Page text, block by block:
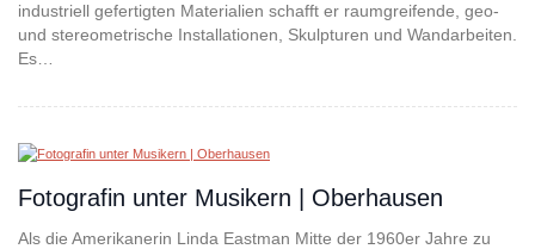
industriell gefertigten Materialien schafft er raumgreifende, geo-
und stereometrische Installationen, Skulpturen und Wandarbeiten.
Es…
Fotografin unter Musikern | Oberhausen
Als die Amerikanerin Linda Eastman Mitte der 1960er Jahre zu